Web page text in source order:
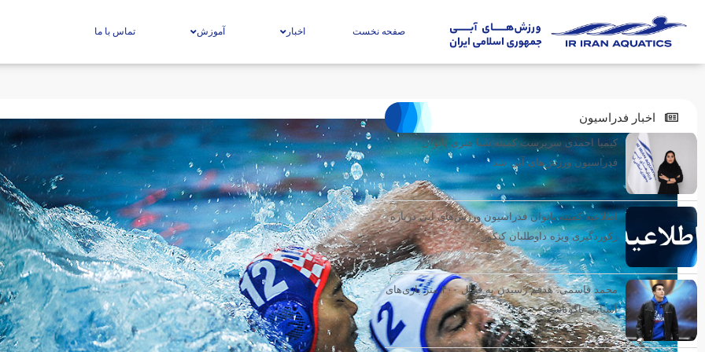
صفحه نخست اخبار آموزش تماس با ما
اخبار فدراسیون
کیمیا احمدی سرپرست کمیته شنا هنری بانوان
فدراسیون ورزش‌های آبی شد
اطلاعیه کمیته بانوان فدراسیون ورزش‌های آبی درباره
رکوردگیری ویژه داوطلبان کنکور
محمد قاسمی: هدفم رسیدن به فینال ۴۰۰ متر بازی‌های
آسیایی ناگویاست